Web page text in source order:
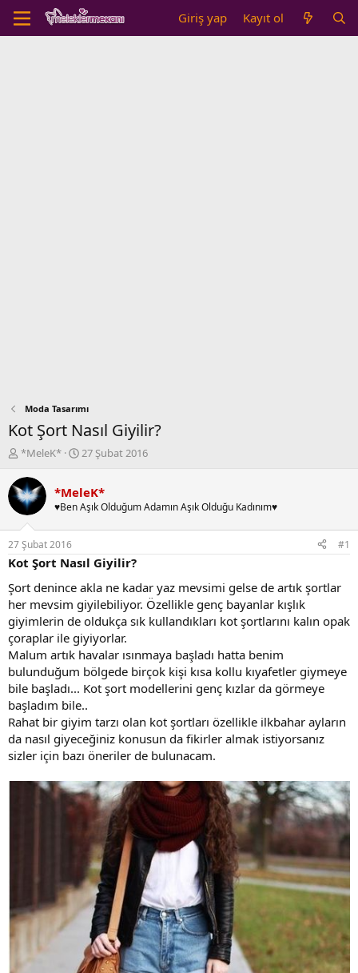
Giriş yap Kayıt ol
Moda Tasarımı
Kot Şort Nasıl Giyilir?
K
n
b
u
y
u
b
a
l
a
t
a
n
*MeleK*
B
l
a
ı
ç
a
r
h
i
27 Şubat 2016
*MeleK*
♥Ben Aşık Olduğum Adamın Aşık Olduğu Kadınım♥
27 Şubat 2016 #1
Kot Şort Nasıl Giyilir?
Şort denince akla ne kadar yaz mevsimi gelse de artık şortlar
her mevsim giyilebiliyor. Özellikle genç bayanlar kışlık
giyimlerin de oldukça sık kullandıkları kot şortlarını kalın opak
çoraplar ile giyiyorlar.
Malum artık havalar ısınmaya başladı hatta benim
bulunduğum bölgede birçok kişi kısa kollu kıyafetler giymeye
bile başladı... Kot şort modellerini genç kızlar da görmeye
başladım bile..
Rahat bir giyim tarzı olan kot şortları özellikle ilkbahar ayların
da nasıl giyeceğiniz konusun da fikirler almak istiyorsanız
sizler için bazı öneriler de bulunacam.